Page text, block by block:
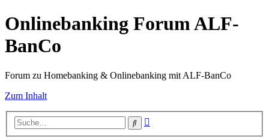
Onlinebanking Forum ALF-
BanCo
Forum zu Homebanking & Onlinebanking mit ALF-BanCo
Zum Inhalt
Suche